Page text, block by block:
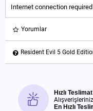
Internet connection
Yorumlar
Resident Evil 5 Gold
Hızlı Teslimat
En Hızlı